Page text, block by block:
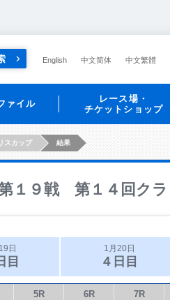
English 中文简体 中文繁體
ァイル
レース場・
チケットショップ
スカップ 結果
１９戦 第１４回ク
日
目
1月20日
４日目
5R 6R 7R